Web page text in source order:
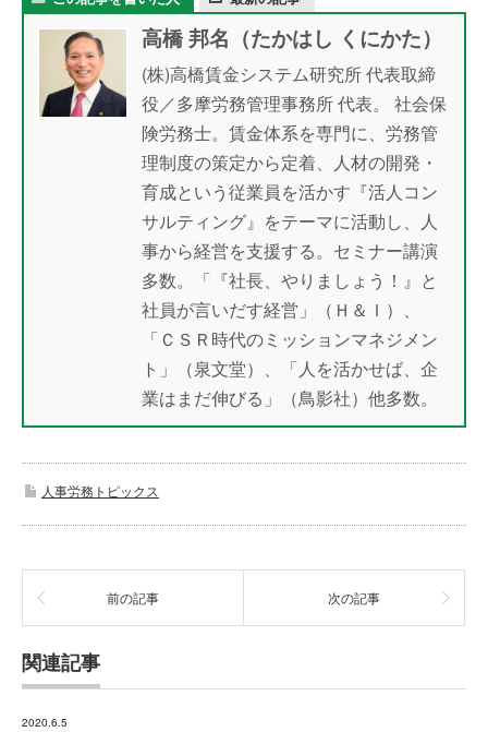
高橋 邦名（たかはし くにかた）
(株)高橋賃金システム研究所 代表取締
役／多摩労務管理事務所 代表。 社会保
険労務士。賃金体系を専門に、労務管
理制度の策定から定着、人材の開発・
育成という従業員を活かす『活人コン
サルティング』をテーマに活動し、人
事から経営を支援する。セミナー講演
多数。「『社長、やりましょう！』と
社員が言いだす経営」（Ｈ＆Ｉ）、
「ＣＳＲ時代のミッションマネジメン
ト」（泉文堂）、「人を活かせば、企
業はまだ伸びる」（鳥影社）他多数。
人事労務トピックス
前の記事 次の記事
関連記事
2020.6.5